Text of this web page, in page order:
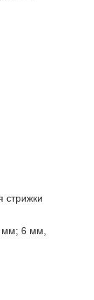
стрижки
мм; 6 мм,